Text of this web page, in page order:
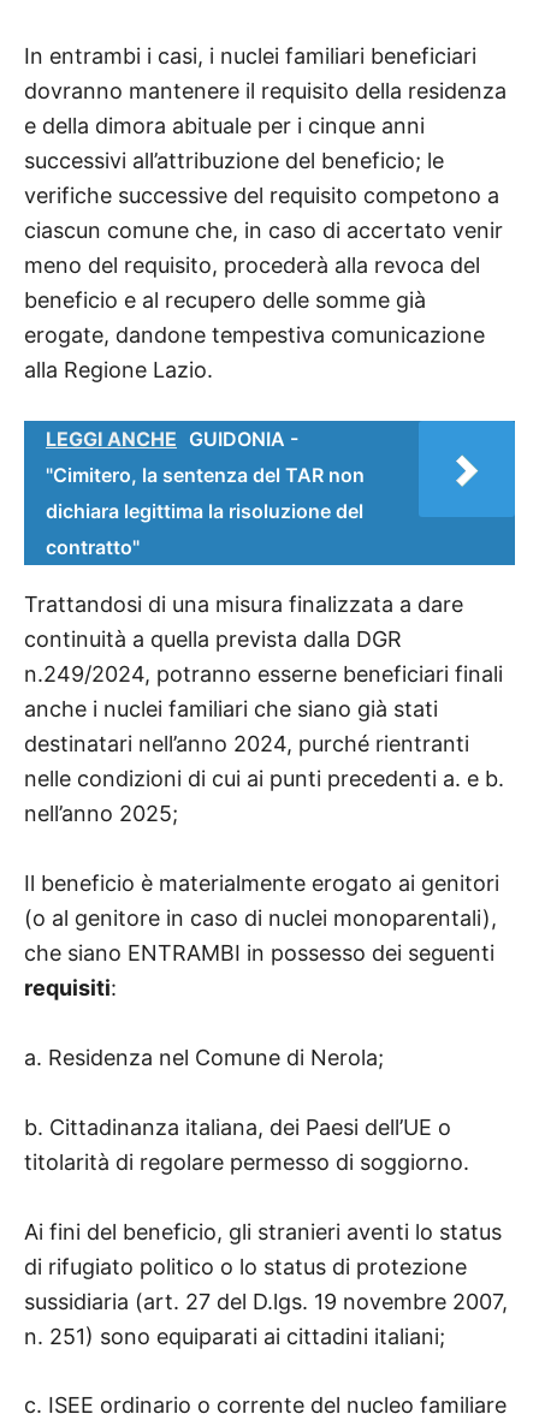
In entrambi i casi, i nuclei familiari beneficiari
dovranno mantenere il requisito della residenza
e della dimora abituale per i cinque anni
successivi all’attribuzione del beneficio; le
verifiche successive del requisito competono a
ciascun comune che, in caso di accertato venir
meno del requisito, procederà alla revoca del
beneficio e al recupero delle somme già
erogate, dandone tempestiva comunicazione
alla Regione Lazio.
LEGGI ANCHE GUIDONIA -
"Cimitero, la sentenza del TAR non
dichiara legittima la risoluzione del
contratto"
Trattandosi di una misura finalizzata a dare
continuità a quella prevista dalla DGR
n.249/2024, potranno esserne beneficiari finali
anche i nuclei familiari che siano già stati
destinatari nell’anno 2024, purché rientranti
nelle condizioni di cui ai punti precedenti a. e b.
nell’anno 2025;
Il beneficio è materialmente erogato ai genitori
(o al genitore in caso di nuclei monoparentali),
che siano ENTRAMBI in possesso dei seguenti
requisiti:
a. Residenza nel Comune di Nerola;
b. Cittadinanza italiana, dei Paesi dell’UE o
titolarità di regolare permesso di soggiorno.
Ai fini del beneficio, gli stranieri aventi lo status
di rifugiato politico o lo status di protezione
sussidiaria (art. 27 del D.lgs. 19 novembre 2007,
n. 251) sono equiparati ai cittadini italiani;
c. ISEE ordinario o corrente del nucleo familiare